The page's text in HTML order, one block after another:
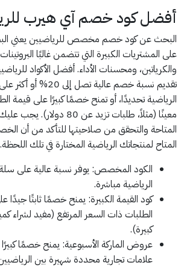
أفضل كود خصم آي هيرب
البحث عن كود خصم مخصص للرياضيين يعني
على المشتريات الكبيرة التي تتضمن غالبًا
والكرياتين، ومحسنات الأداء. أفضل الأكواد
تقديم نسبة خصم عالية تصل
الرياضية تحديدًا، أو تمنح خصمًا كبيرًا على قيمة
معينًا (مثلاً، طلبات تزيد عن 80
المتاحة والتحقق من صلاحيتها للتأكد من أن
المتاح لمنتجاتك الرياضية المختارة في تلك اللحظة.
الكود المخصص: يوفر نسبة عالية على
الرياضية مباشرة.
كود القيمة الكبيرة: يمنح خصمًا ثابتًا جيدًا
الطلبات ذات السعر المرتفع (مفيد لشراء
كبيرة).
عروض الماركة الأسبوعية: يمنح خصمًا
علامات تجارية محددة شهيرة بين